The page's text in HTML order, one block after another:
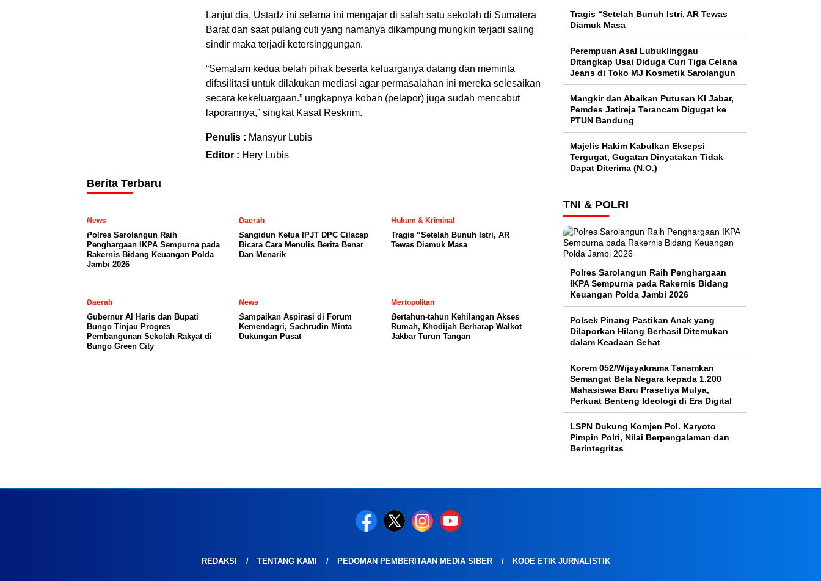
Lanjut dia, Ustadz ini selama ini mengajar di salah satu sekolah di Sumatera
Barat dan saat pulang cuti yang namanya dikampung mungkin terjadi saling
sindir maka terjadi ketersinggungan.
“Semalam kedua belah pihak beserta keluarganya datang dan meminta
difasilitasi untuk dilakukan mediasi agar permasalahan ini mereka selesaikan
secara kekeluargaan.” ungkapnya koban (pelapor) juga sudah mencabut
laporannya,” singkat Kasat Reskrim.
Penulis : Mansyur Lubis
Editor : Hery Lubis
Berita Terbaru
News
Polres Sarolangun Raih
Penghargaan IKPA Sempurna pada
Rakernis Bidang Keuangan Polda
Jambi 2026
Daerah
Sangidun Ketua IPJT DPC Cilacap
Bicara Cara Menulis Berita Benar
Dan Menarik
Hukum & Kriminal
Tragis “Setelah Bunuh Istri, AR
Tewas Diamuk Masa
Daerah
​Gubernur Al Haris dan Bupati
Bungo Tinjau Progres
Pembangunan Sekolah Rakyat di
Bungo Green City
News
Sampaikan Aspirasi di Forum
Kemendagri, Sachrudin Minta
Dukungan Pusat
Mertopolitan
Bertahun-tahun Kehilangan Akses
Rumah, Khodijah Berharap Walkot
Jakbar Turun Tangan
Tragis “Setelah Bunuh Istri, AR Tewas
Diamuk Masa
Perempuan Asal Lubuklinggau
Ditangkap Usai Diduga Curi Tiga Celana
Jeans di Toko MJ Kosmetik Sarolangun
Mangkir dan Abaikan Putusan KI Jabar,
Pemdes Jatireja Terancam Digugat ke
PTUN Bandung
Majelis Hakim Kabulkan Eksepsi
Tergugat, Gugatan Dinyatakan Tidak
Dapat Diterima (N.O.)
TNI & POLRI
Polres Sarolangun Raih Penghargaan
IKPA Sempurna pada Rakernis Bidang
Keuangan Polda Jambi 2026
Polsek Pinang Pastikan Anak yang
Dilaporkan Hilang Berhasil Ditemukan
dalam Keadaan Sehat
Korem 052/Wijayakrama Tanamkan
Semangat Bela Negara kepada 1.200
Mahasiswa Baru Prasetiya Mulya,
Perkuat Benteng Ideologi di Era Digital
LSPN Dukung Komjen Pol. Karyoto
Pimpin Polri, Nilai Berpengalaman dan
Berintegritas
REDAKSI TENTANG KAMI PEDOMAN PEMBERITAAN MEDIA SIBER KODE ETIK JURNALISTIK